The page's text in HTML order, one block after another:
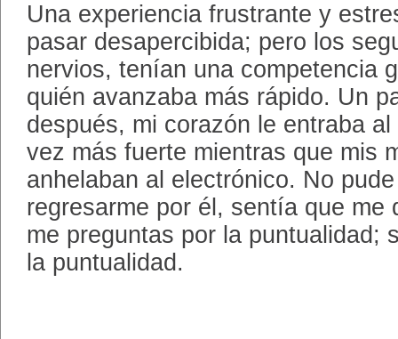
Una experiencia frustrante y
pasar desapercibida; pero los
nervios, tenían una competencia
quién avanzaba más rápido. Un
después, mi corazón le entraba
vez más fuerte mientras que mis
anhelaban al electrónico. No
regresarme por él, sentía que me
me preguntas por la puntualidad;
la puntualidad.